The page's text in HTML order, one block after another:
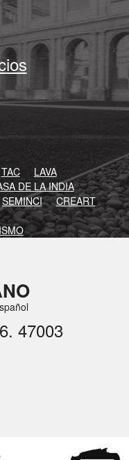
TAC
LAVA
DE LA INDIA
SEMINCI
CREART
47003